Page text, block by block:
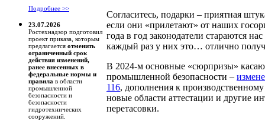
Подробнее >>
23.07.2026
Ростехнадзор подготовил
проект приказа, которым
предлагается отменить
ограниченный срок
действия изменений,
ранее внесенных в
федеральные нормы и
правила в области
промышленной
безопасности и
безопасности
гидротехнических
сооружений.
Согласитесь, подарки – приятная
если они «прилетают» от наших
года в год законодатели стараются
каждый раз у них это… отлично
В 2024-м основные «сюрпризы»
промышленной безопасности –
116, дополнения к
новые области аттестации и другие
перетасовки.